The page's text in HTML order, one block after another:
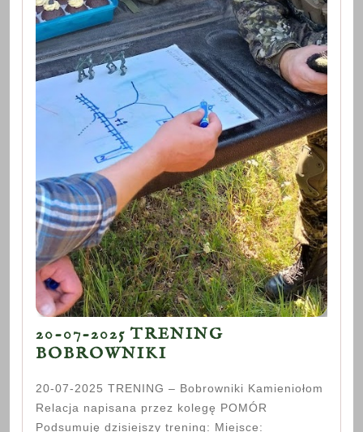
20-07-2025 TRENING
BOBROWNIKI
2025
TRENING
20-07-2025 TRENING – Bobrowniki Kamieniołom
Relacja napisana przez kolegę POMÓR
Podsumuję dzisiejszy trening: Miejsce: